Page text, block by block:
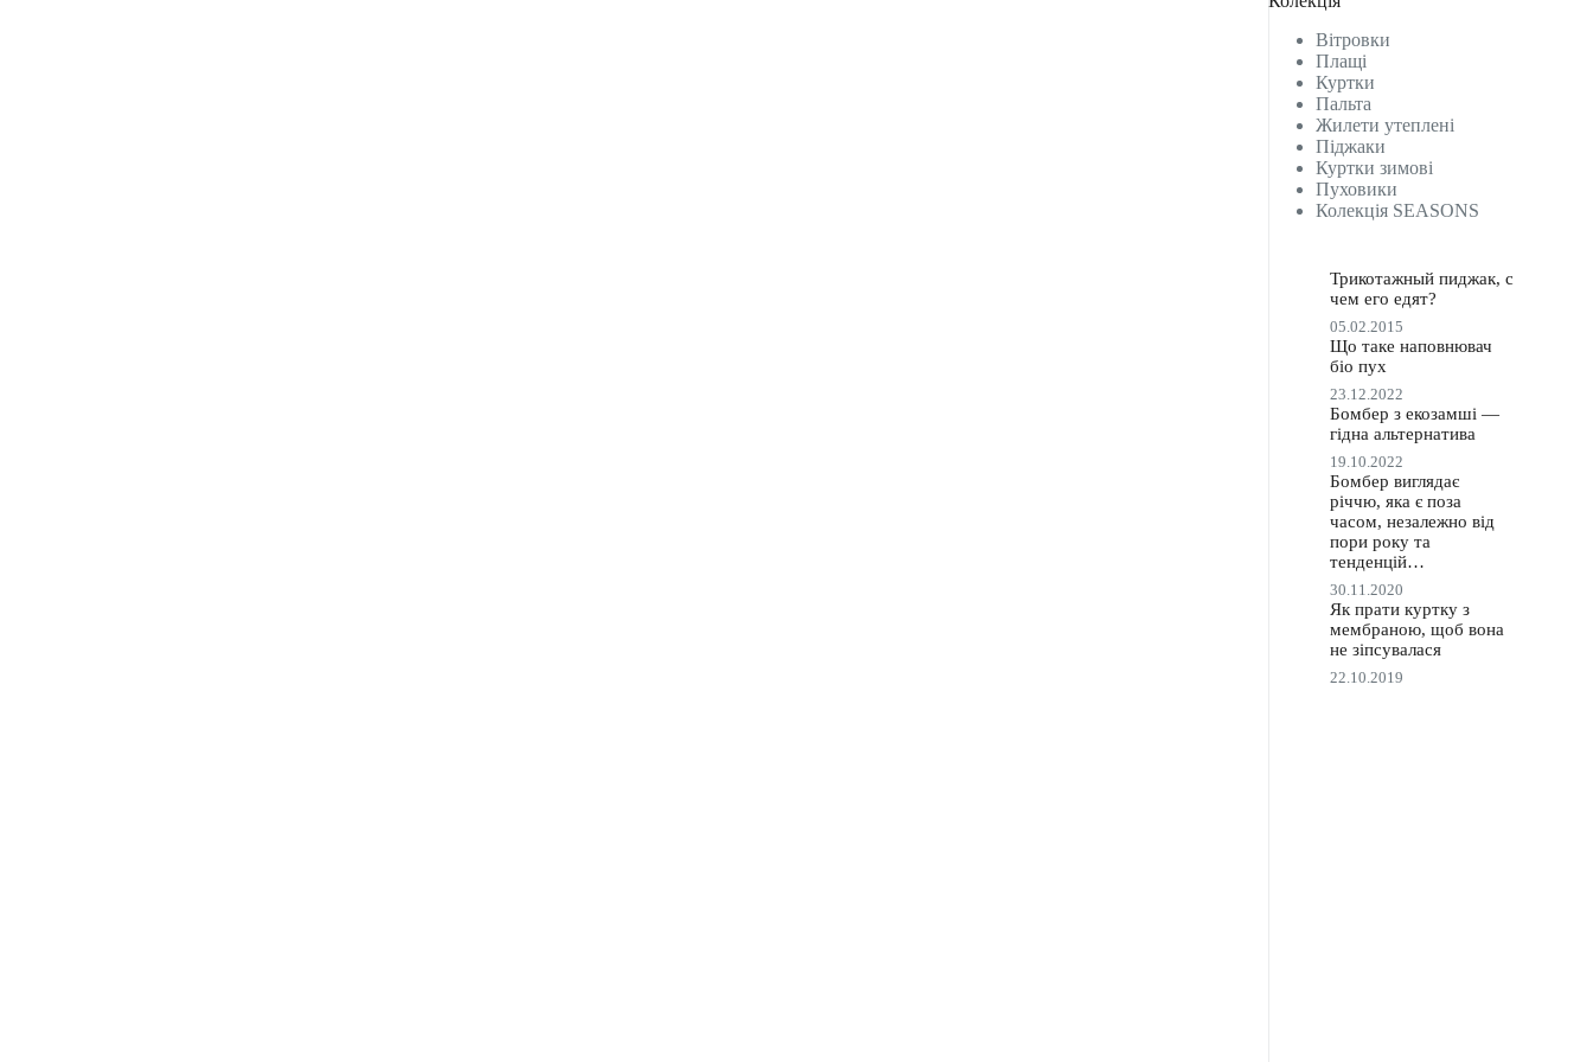
Вітровки
Плащі
Куртки
Пальта
Жилети утеплені
Піджаки
Куртки зимові
Пуховики
Колекція SEASONS
Трикотажный пиджак, с
чем его едят?
05.02.2015
Що таке наповнювач
біо пух
23.12.2022
Бомбер з екозамші —
гідна альтернатива
19.10.2022
Бомбер виглядає
річчю, яка є поза
часом, незалежно від
пори року та
тенденцій…
30.11.2020
Як прати куртку з
мембраною, щоб вона
не зіпсувалася
22.10.2019